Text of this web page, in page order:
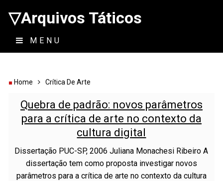
▽Arquivos Táticos
MENU
Home Crítica De Arte
Quebra de padrão: novos parâmetros
para a crítica de arte no contexto da
cultura digital
Dissertação PUC-SP, 2006 Juliana Monachesi Ribeiro A
dissertação tem como proposta investigar novos
parâmetros para a crítica de arte no contexto da cultura